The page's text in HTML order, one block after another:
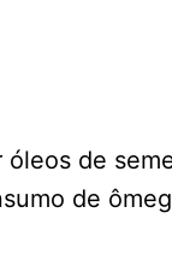
de
de